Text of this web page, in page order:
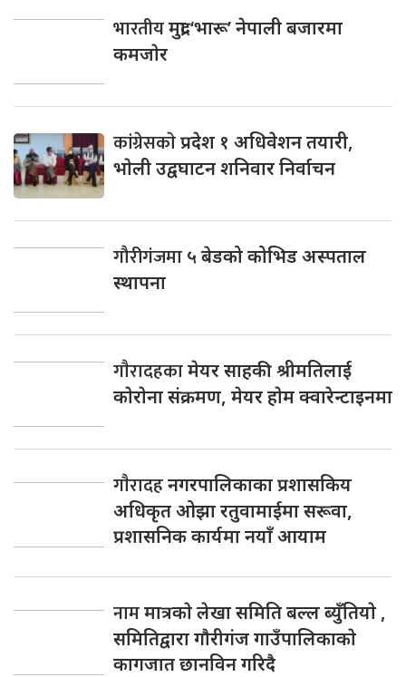
भारतीयमुद्रा ‘भारू’ नेपाली बजारमा
कमजाेर
कांग्रेसकाेप्रदेश १ अधिवेशन तयारी,
भाेली उद्वघाटन शनिवार निर्वाचन
गौरीगंजमा ५ बेडको कोभिड अस्पताल
स्थापना
गाैरादहकामेयर साहकी श्रीमतिलाई
काेराेना संक्रमण, मेयर हाेम क्वारेन्टाइनमा
गाैरादहनगरपालिकाका प्रशासकिय
अधिकृत ओझा रतुवामाईमा सरूवा,
प्रशासनिक कार्यमा नयाँ आयाम
नाममात्रकाे लेखा समिति बल्ल ब्युँतियाे ,
समितिद्वारा गाैरीगंज गाउँपालिकाकाे
कागजात छानविन गरिदै